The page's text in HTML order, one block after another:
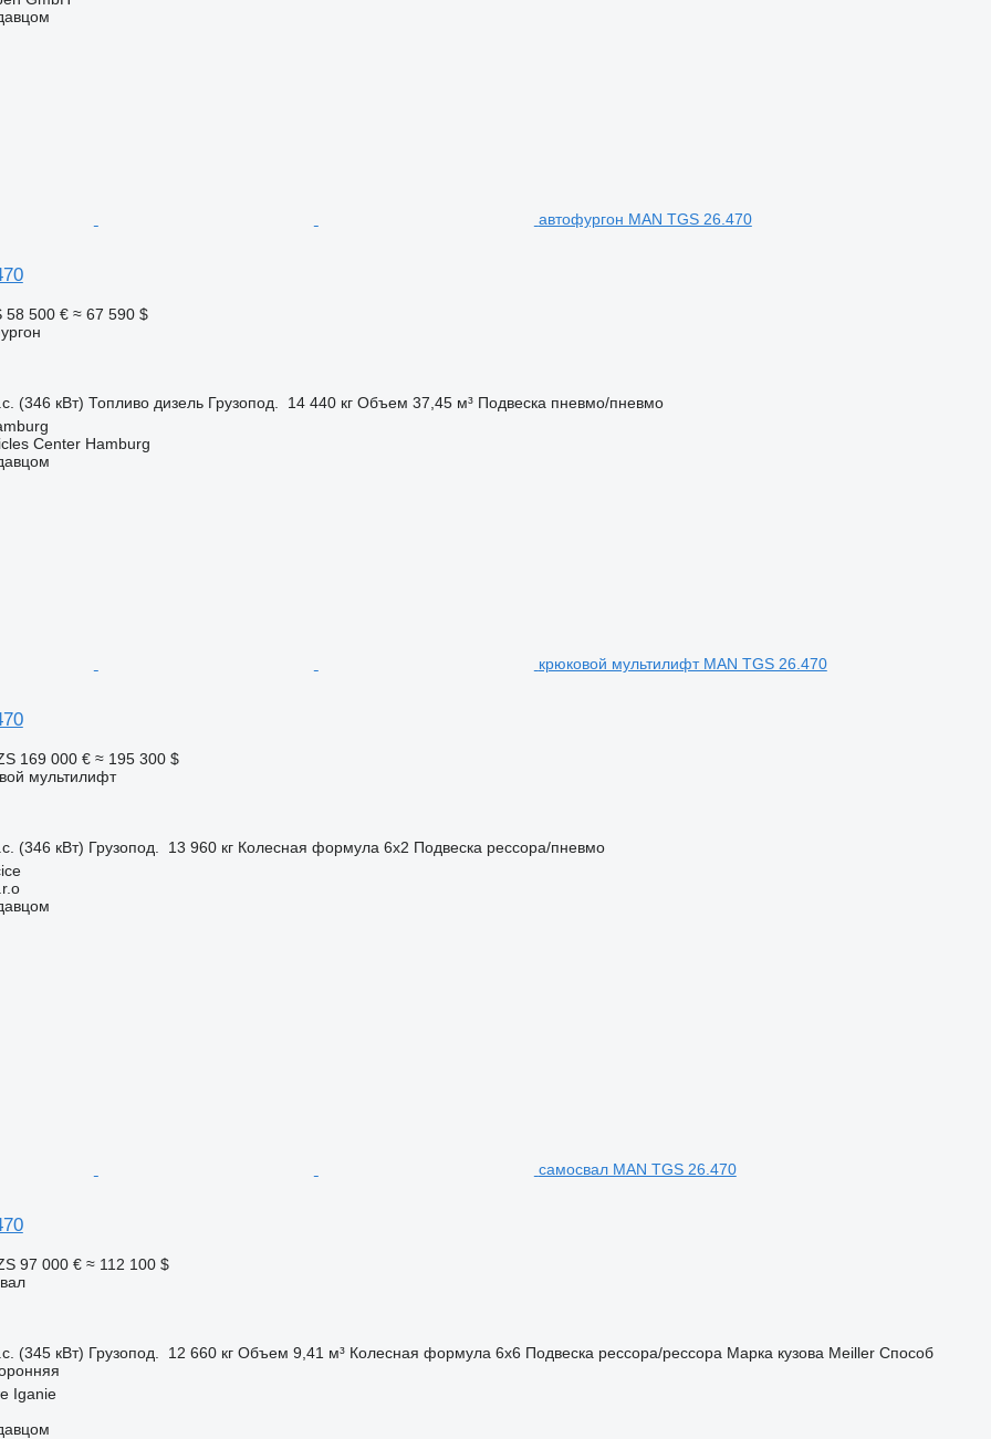
автофургон MAN TGS 26.470
58 500 € ≈ 67 590 $
(346 кВт) Топливо дизель Грузопод. 14 440 кг Объем 37,45 м³ Подвеска пневмо/пневмо
Center Hamburg
крюковой мультилифт MAN TGS 26.470
169 000 € ≈ 195 300 $
мультилифт
(346 кВт) Грузопод. 13 960 кг Колесная формула 6x2 Подвеска рессора/пневмо
самосвал MAN TGS 26.470
97 000 € ≈ 112 100 $
(345 кВт) Грузопод. 12 660 кг Объем 9,41 м³ Колесная формула 6x6 Подвеска рессора/рессора Марка кузова Meiller Способ
Iganie